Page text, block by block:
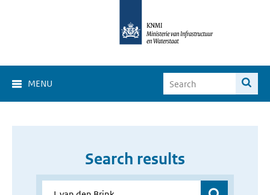
MENU
Search results